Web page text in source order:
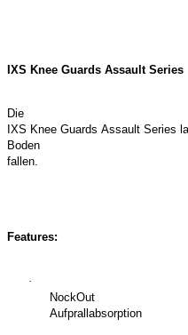
IXS Knee Guards Assault Series
Die
IXS Knee Guards Assault
Boden
fallen.
Features:
·
NockOut
Aufprallabsorption